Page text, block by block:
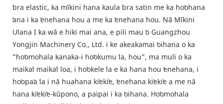
bra elastic, ka mīkini hana kaula bra satin me ka hoʻohana
ʻana i ka ʻenehana hou a me ka ʻenehana hou. Nā Mīkini
Ulana I ka wā e hiki mai ana, e pili mau ʻo Guangzhou
Yongjin Machinery Co., Ltd. i ke akeakamai ʻoihana o ka
"hoʻomohala kanaka-i hoʻokumu ʻia, hou", ma muli o ka
maikaʻi maikaʻi loa, i hoʻokele ʻia e ka hana hou ʻenehana, i
hoʻopaʻa ʻia i nā huahana kiʻekiʻe, ʻenehana kiʻekiʻe a me nā
hana kiʻekiʻe-kūpono, a paipai i ka ʻoihana. Hoʻomohala